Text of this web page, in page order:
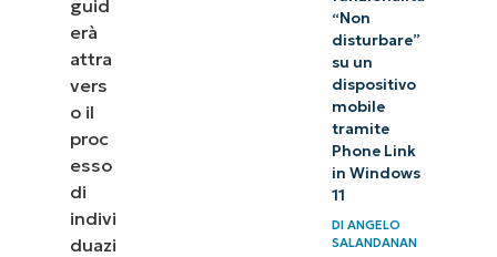
guid
erà
attra
vers
o il
proc
esso
di
indivi
duazi
“Non
disturbare”
su un
dispositivo
mobile
tramite
Phone Link
in Windows
11
DIANGELO
SALANDANAN